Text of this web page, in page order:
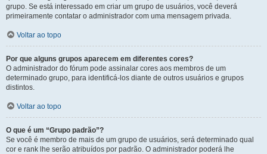
grupo. Se está interessado em criar um grupo de usuários, você deverá
primeiramente contatar o administrador com uma mensagem privada.
Voltar ao topo
Por que alguns grupos aparecem em diferentes cores?
O administrador do fórum pode assinalar cores aos membros de um
determinado grupo, para identificá-los diante de outros usuários e grupos
distintos.
Voltar ao topo
O que é um “Grupo padrão”?
Se você é membro de mais de um grupo de usuários, será determinado qual
cor e rank lhe serão atribuídos por padrão. O administrador poderá lhe